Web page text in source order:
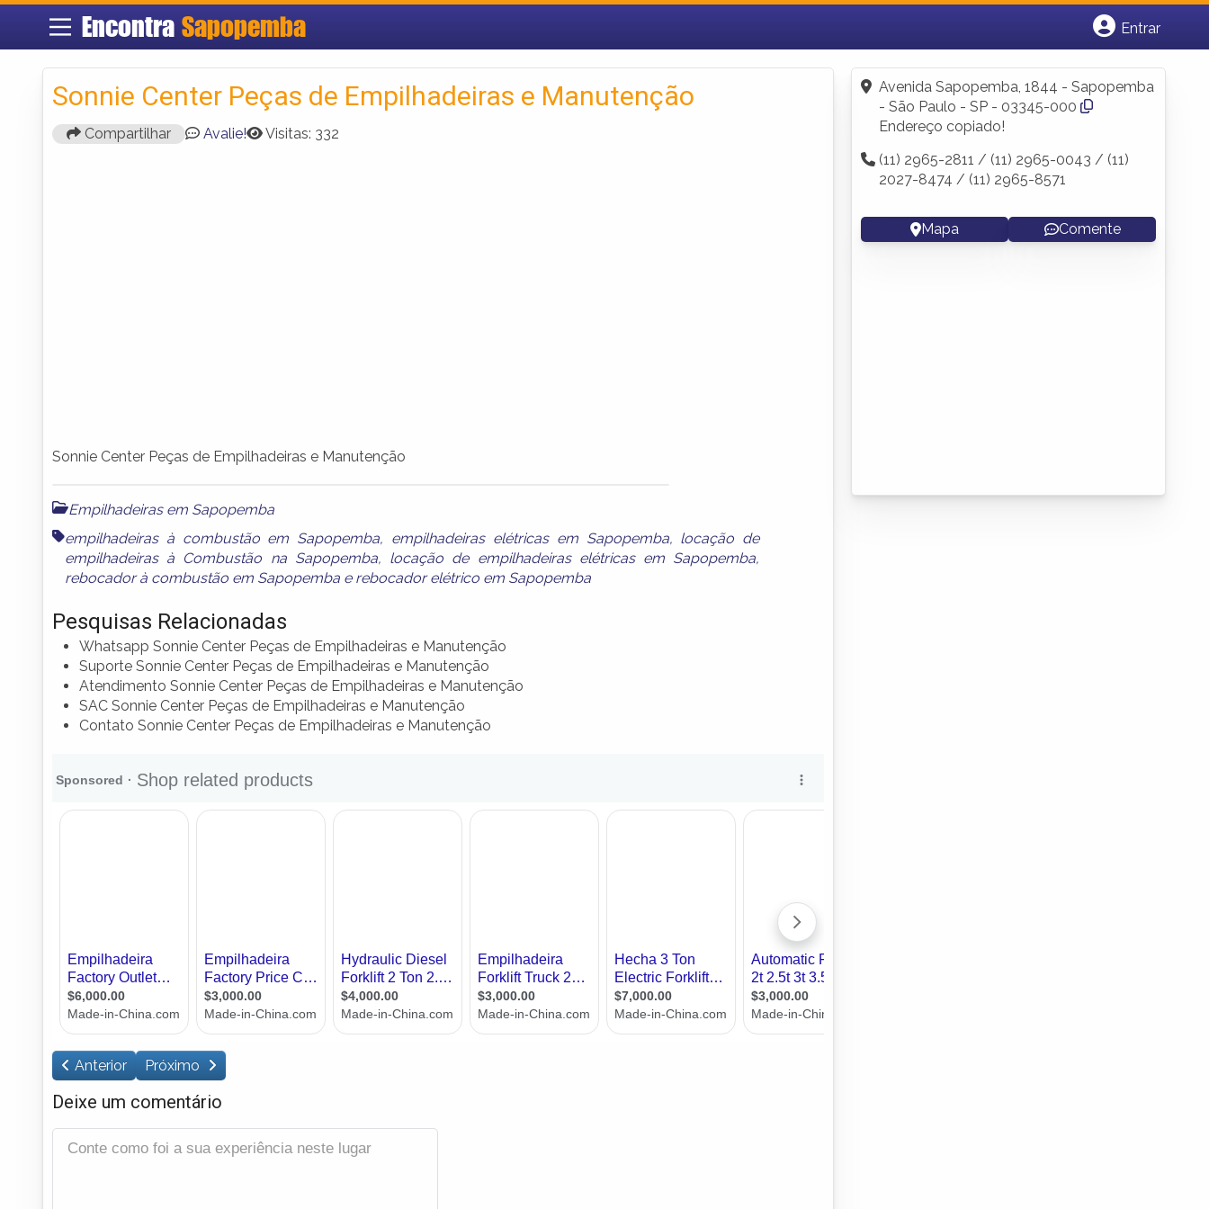
Encontra Sapopemba
Entrar
Fazer login
Criar conta
Sonnie Center Peças de Empilhadeiras e Manutenção
Compartilhar Avalie! Visitas: 332
Sonnie Center Peças de Empilhadeiras e Manutenção
Empilhadeiras em Sapopemba
empilhadeiras à combustão em Sapopemba, empilhadeiras elétricas em Sapopemba, locação de
empilhadeiras à Combustão na Sapopemba, locação de empilhadeiras elétricas em Sapopemba,
rebocador à combustão em Sapopemba e rebocador elétrico em Sapopemba
Pesquisas Relacionadas
Whatsapp Sonnie Center Peças de Empilhadeiras e Manutenção
Suporte Sonnie Center Peças de Empilhadeiras e Manutenção
Atendimento Sonnie Center Peças de Empilhadeiras e Manutenção
SAC Sonnie Center Peças de Empilhadeiras e Manutenção
Contato Sonnie Center Peças de Empilhadeiras e Manutenção
Anterior Próximo
Deixe um comentário
Avenida Sapopemba, 1844 - Sapopemba
- São Paulo - SP - 03345-000
Endereço copiado!
(11) 2965-2811 / (11) 2965-0043 / (11)
2027-8474 / (11) 2965-8571
Mapa Comente